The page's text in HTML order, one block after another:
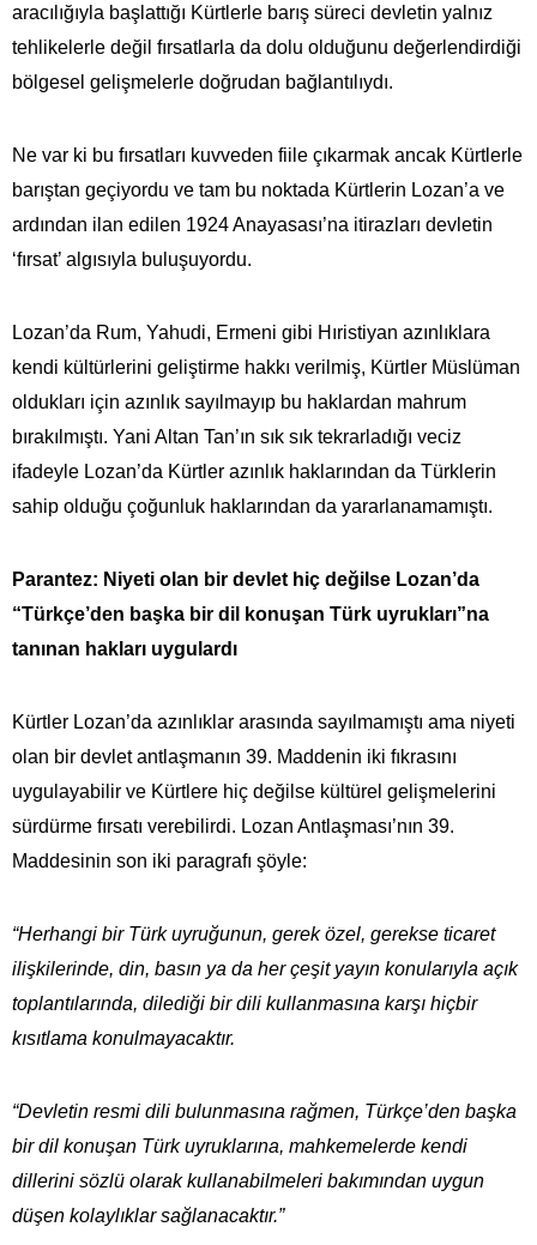
aracılığıyla başlattığı Kürtlerle barış süreci devletin yalnız
tehlikelerle değil fırsatlarla da dolu olduğunu değerlendirdiği
bölgesel gelişmelerle doğrudan bağlantılıydı.
Ne var ki bu fırsatları kuvveden fiile çıkarmak ancak Kürtlerle
barıştan geçiyordu ve tam bu noktada Kürtlerin Lozan’a ve
ardından ilan edilen 1924 Anayasası’na itirazları devletin
‘fırsat’ algısıyla buluşuyordu.
Lozan’da Rum, Yahudi, Ermeni gibi Hıristiyan azınlıklara
kendi kültürlerini geliştirme hakkı verilmiş, Kürtler Müslüman
oldukları için azınlık sayılmayıp bu haklardan mahrum
bırakılmıştı. Yani Altan Tan’ın sık sık tekrarladığı veciz
ifadeyle Lozan’da Kürtler azınlık haklarından da Türklerin
sahip olduğu çoğunluk haklarından da yararlanamamıştı.
Parantez: Niyeti olan bir devlet hiç değilse Lozan’da
“Türkçe’den başka bir dil konuşan Türk uyrukları”na
tanınan hakları uygulardı
Kürtler Lozan’da azınlıklar arasında sayılmamıştı ama niyeti
olan bir devlet antlaşmanın 39. Maddenin iki fıkrasını
uygulayabilir ve Kürtlere hiç değilse kültürel gelişmelerini
sürdürme fırsatı verebilirdi. Lozan Antlaşması’nın 39.
Maddesinin son iki paragrafı şöyle:
“Herhangi bir Türk uyruğunun, gerek özel, gerekse ticaret
ilişkilerinde, din, basın ya da her çeşit yayın konularıyla açık
toplantılarında, dilediği bir dili kullanmasına karşı hiçbir
kısıtlama konulmayacaktır.
“Devletin resmi dili bulunmasına rağmen, Türkçe’den başka
bir dil konuşan Türk uyruklarına, mahkemelerde kendi
dillerini sözlü olarak kullanabilmeleri bakımından uygun
düşen kolaylıklar sağlanacaktır.”